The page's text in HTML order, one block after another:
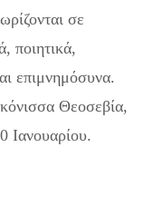
σε
ποιητικά,
επιμνημόσυνα.
Θεοσεβία,
Ιανουαρίου.